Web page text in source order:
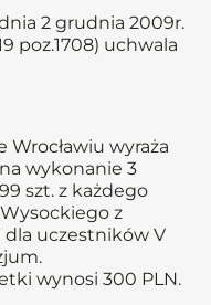
2 grudnia 2009r.
poz.1708) uchwala
Wrocławiu wyraża
wykonanie 3
szt. z każdego
z
uczestników V
wynosi 300 PLN.